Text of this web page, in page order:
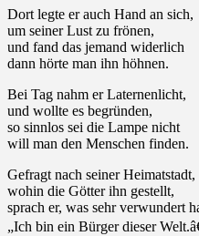
Dort legte er auch Hand an sich,
um seiner Lust zu frönen,
und fand das jemand widerlich
dann hörte man ihn höhnen.
Bei Tag nahm er Laternenlicht,
und wollte es begründen,
so sinnlos sei die Lampe nicht
will man den Menschen finden.
Gefragt nach seiner Heimatstadt,
wohin die Götter ihn gestellt,
sprach er, was sehr verwundert
„Ich bin ein Bürger dieser